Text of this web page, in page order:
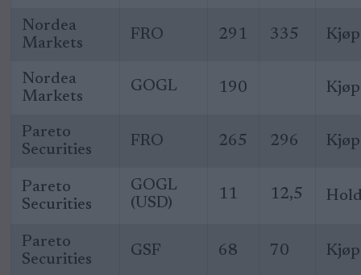
Nordea
Markets
FRO 291 335 Kjøp
Nordea
Markets
GOGL 190 Kjøp
Pareto
Securities
FRO 265 296 Kjøp
Pareto
Securities
GOGL
(USD)
11 12,5
Pareto
Securities
GSF 68 70 Kjøp